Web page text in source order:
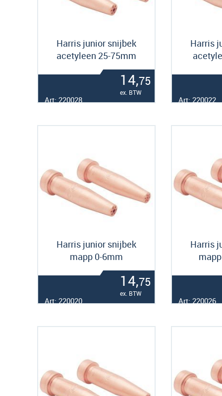
Harris junior snijbek
acetyleen 25-75mm
14,75
ex. BTW
Art: 220028
Harris
Art: 220022
Harris junior snijbek
mapp 0-6mm
14,75
ex. BTW
Art: 220020
Harris
Art: 220026